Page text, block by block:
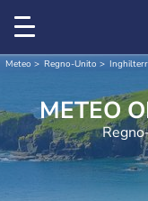
Meteo Regno-Unito